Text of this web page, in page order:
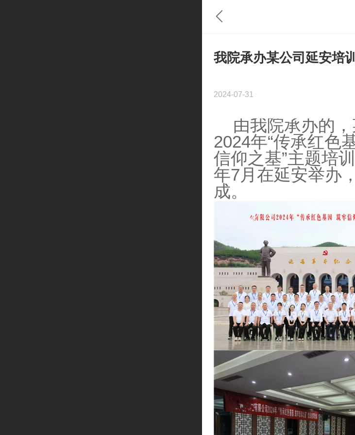
我院承办某公司延安培
2024-07-31
由我院承办的，
2024年“传承红色
信仰之基”主题培
年7月在延安举办
成。